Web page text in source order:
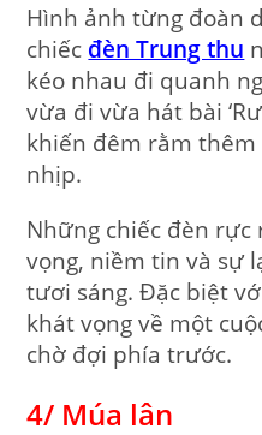
Hình ảnh từng đoàn
chiếc đèn Trung thu
kéo nhau đi quanh
vừa đi vừa hát bài
khiến đêm rằm
nhịp.
Những chiếc đèn
vọng, niềm tin và sự
tươi sáng. Đặc biệt
khát vọng về một
chờ đợi phía trước.
4/ Múa lân